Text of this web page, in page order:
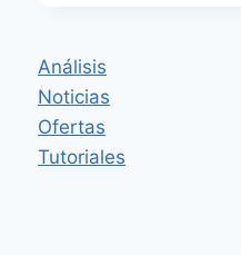
Análisis
Noticias
Ofertas
Tutoriales